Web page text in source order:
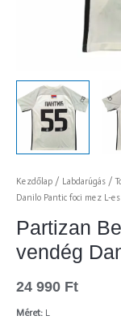
Kezdőlap / Labdarúgás /
Danilo Pantic foci mez L-es
Partizan
vendég
24 990 Ft
Méret: L